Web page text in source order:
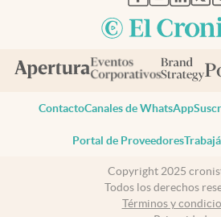
ContactoCanales de WhatsApp
Portal de Proveedores
Copyright 2025
Todos los derechos
Términos y